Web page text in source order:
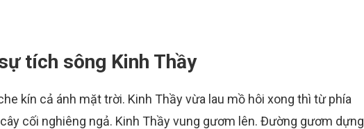
tích sông Kinh Thầy
kín cả ánh mặt trời. Kinh Thầy vừa lau mồ hôi xong thì từ phía
cối nghiêng ngả. Kinh Thầy vung gươm lên. Đường gươm dựng